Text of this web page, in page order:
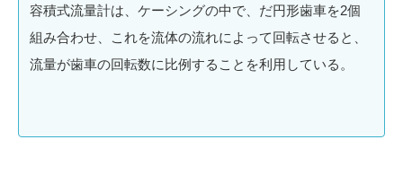
容積式流量計は、ケーシングの中で、だ円形歯車を2個
組み合わせ、これを流体の流れによって回転させると、
流量が歯車の回転数に比例することを利用している。